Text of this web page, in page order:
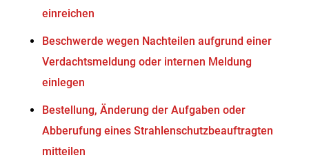
einreichen
Beschwerde wegen Nachteilen aufgrund einer
Verdachtsmeldung oder internen Meldung
einlegen
Bestellung, Änderung der Aufgaben oder
Abberufung eines Strahlenschutzbeauftragten
mitteilen